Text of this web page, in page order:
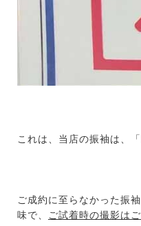
これは、当店の振袖は、
ご成約に至らなかった振
味で、 ご試着時の撮影は